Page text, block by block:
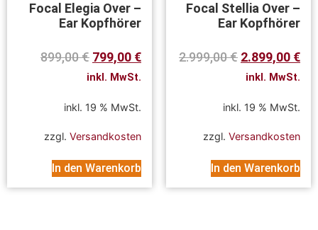
Focal Elegia Over –
Ear Kopfhörer
899,00€ 799,00 €
inkl. MwSt.
inkl. 19 % MwSt.
zzgl. Versandkosten
In den Warenkorb
Focal Stellia Over –
Ear Kopfhörer
2.999,00€ 2.899,00 €
inkl. MwSt.
inkl. 19 % MwSt.
zzgl. Versandkosten
In den Warenkorb